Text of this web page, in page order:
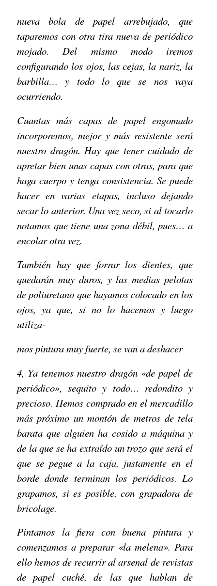
nueva bola de papel arrebujado, que
taparemos con otra tira nueva de periódico
mojado. Del mismo modo iremos
configurando los ojos, las cejas, la nariz, la
barbilla… y todo lo que se nos vaya
ocurriendo.
Cuantas más capas de papel engomado
incorporemos, mejor y más resistente será
nuestro dragón. Hay que tener cuidado de
apretar bien unas capas con otras, para que
haga cuerpo y tenga consistencia. Se puede
hacer en varias etapas, incluso dejando
secar lo anterior. Una vez seco, si al tocarlo
notamos que tiene una zona débil, pues… a
encolar otra vez.
También hay que forrar los dientes, que
quedarán muy duros, y las medias pelotas
de poliuretano que hayamos colocado en los
ojos, ya que, si no lo hacemos y luego
utiliza-
mos pintura muy fuerte, se van a deshacer
4, Ya tenemos nuestro dragón «de papel de
periódico», sequito y todo… redondito y
precioso. Hemos comprado en el mercadillo
más próximo un montón de metros de tela
barata que alguien ha cosido a máquina y
de la que se ha extraído un trozo que será el
que se pegue a la caja, justamente en el
borde donde terminan los periódicos. Lo
grapamos, si es posible, con grapadora de
bricolage.
Pintamos la fiera con buena pintura y
comenzamos a preparar «la melena». Para
ello hemos de recurrir al arsenal de revistas
de papel cuché, de las que hablan de